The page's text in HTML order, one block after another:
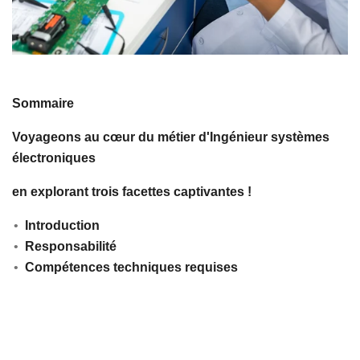
Sommaire
Voyageons au cœur du métier d'Ingénieur systèmes
électroniques
en explorant trois facettes captivantes !
Introduction
Responsabilité
Compétences techniques requises